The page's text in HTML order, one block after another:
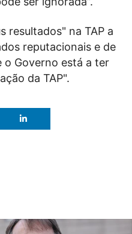
resultados" na TAP a
reputacionais e de
o Governo está a ter
da TAP".